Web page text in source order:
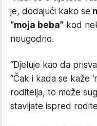
je, dodajući kako se
“moja beba” kod
neugodno.
“Djeluje kao da
“Čak i kada se kaže
roditelja, to može
stavljate ispred